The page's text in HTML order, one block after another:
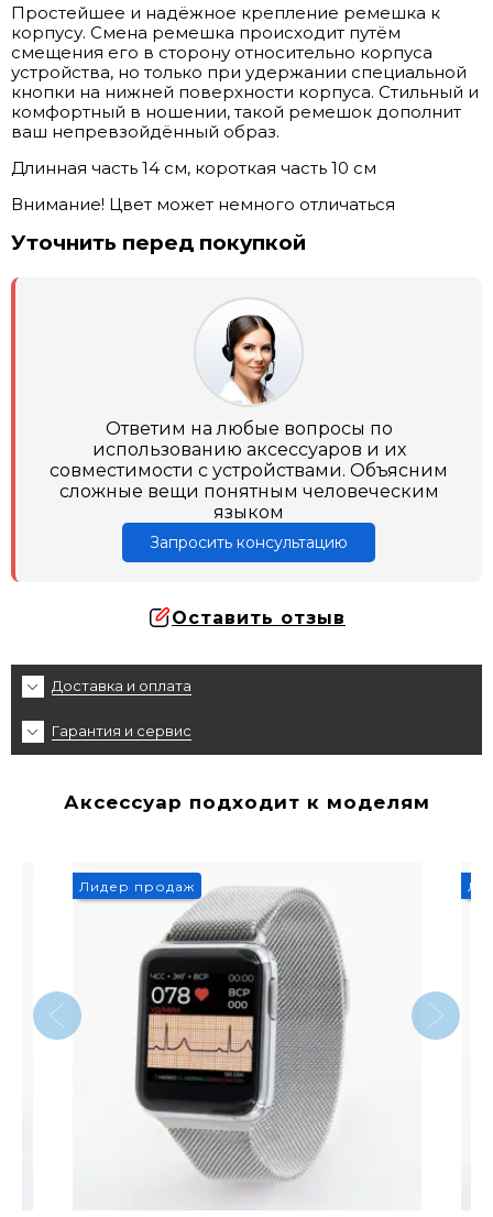
Простейшее и надёжное крепление ремешка к
корпусу. Смена ремешка происходит путём
смещения его в сторону относительно корпуса
устройства, но только при удержании специальной
кнопки на нижней поверхности корпуса. Стильный и
комфортный в ношении, такой ремешок дополнит
ваш непревзойдённый образ.
Длинная часть 14 см, короткая часть 10 см
Внимание! Цвет может немного отличаться
Уточнить перед покупкой
Ответим на любые вопросы по
использованию аксессуаров и их
совместимости с устройствами. Объясним
сложные вещи понятным человеческим
языком
Запросить консультацию
Оставить отзыв
Доставка и оплата
Гарантия и сервис
Аксессуар подходит к моделям
Лидер продаж